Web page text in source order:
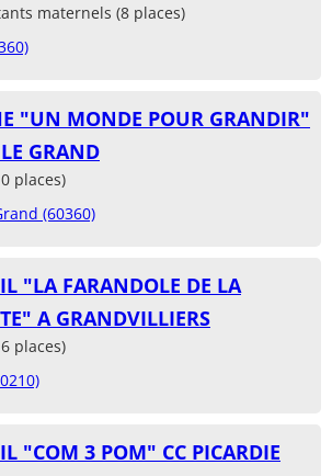
maternels (8 places)
"UN MONDE POUR GRANDIR"
GRAND
places)
(60360)
"LA FARANDOLE DE LA
A GRANDVILLIERS
places)
"COM 3 POM" CC PICARDIE